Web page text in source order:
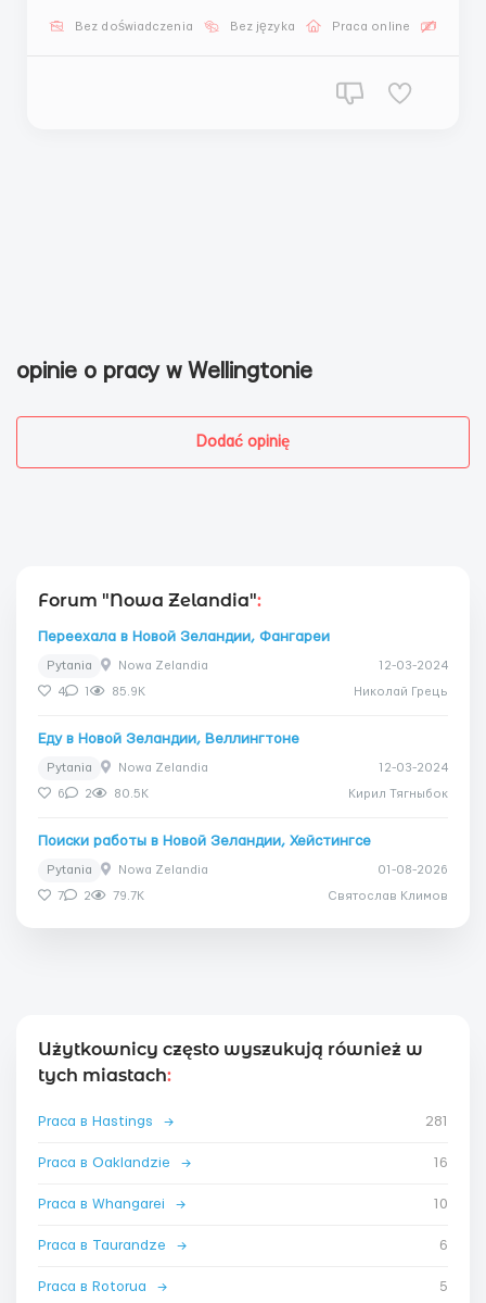
обучение и реальную практику без рисков. Мы —
Bez doświadczenia Bez języka Praca online
opinie o pracy w Wellingtonie
Dodać opinię
Forum "Nowa Zelandia":
Переехала в Новой Зеландии, Фангареи
Pytania Nowa Zelandia 12-03-2024
4 1 85.9K Николай Грець
Еду в Новой Зеландии, Веллингтоне
Pytania Nowa Zelandia 12-03-2024
6 2 80.5K Кирил Тягныбок
Поиски работы в Новой Зеландии, Хейстингсе
Pytania Nowa Zelandia 01-08-2026
7 2 79.7K Святослав Климов
Użytkownicy często wyszukują również w
tych miastach:
Praca в Hastings → 281
Praca в Oaklandzie → 16
Praca в Whangarei → 10
Praca в Taurandze → 6
Praca в Rotorua → 5